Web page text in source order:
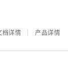
2117
档详情 产品详情